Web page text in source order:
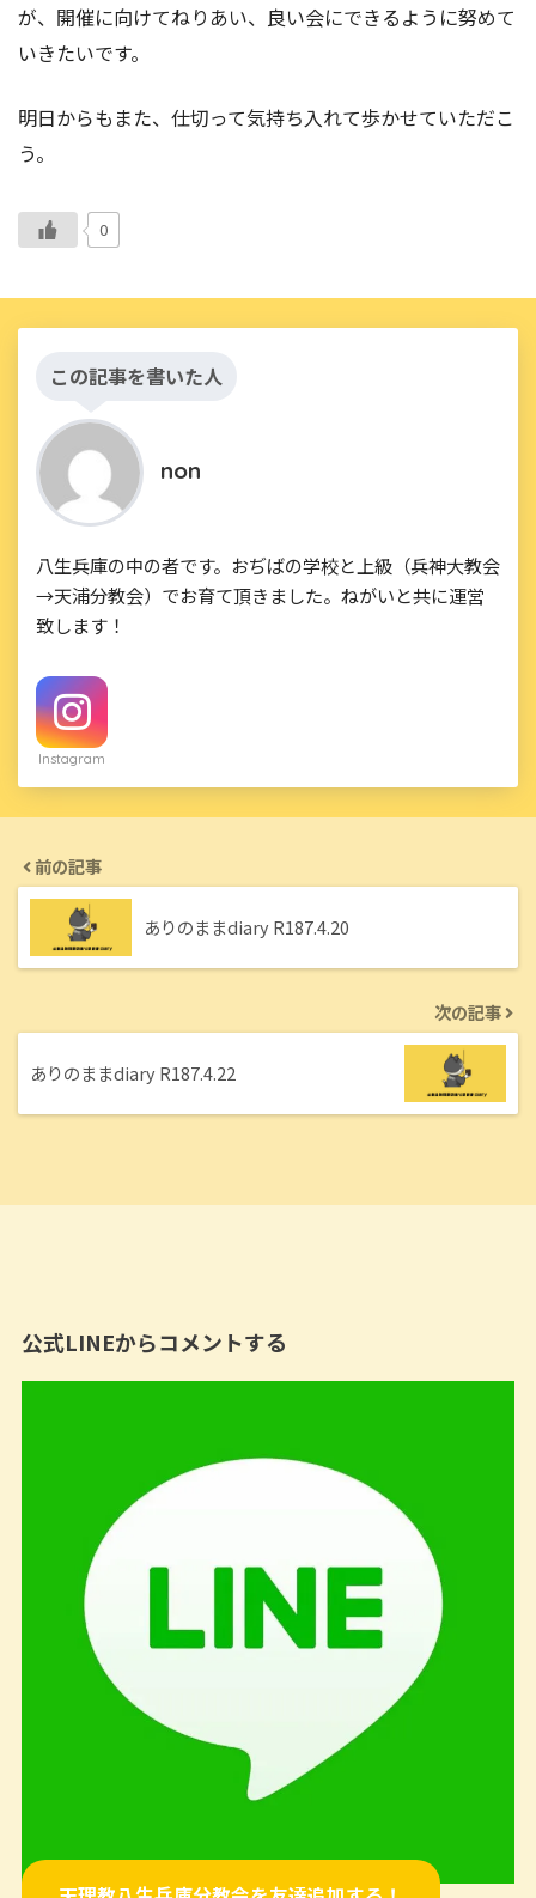
が、開催に向けてねりあい、良い会にできるように努めて
いきたいです。
明日からもまた、仕切って気持ち入れて歩かせていただこ
う。
0
この記事を書いた人
non
八生兵庫の中の者です。おぢばの学校と上級（兵神大教会
→天浦分教会）でお育て頂きました。ねがいと共に運営
致します！
Instagram
前の記事
ありのままdiary R187.4.20
次の記事
ありのままdiary R187.4.22
公式LINEからコメントする